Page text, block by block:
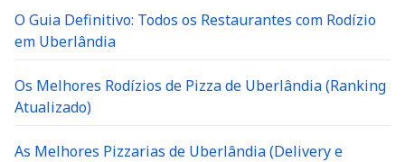
O Guia Definitivo: Todos os Restaurantes com Rodízio
em Uberlândia
Os Melhores Rodízios de Pizza de Uberlândia (Ranking
Atualizado)
As Melhores Pizzarias de Uberlândia (Delivery e